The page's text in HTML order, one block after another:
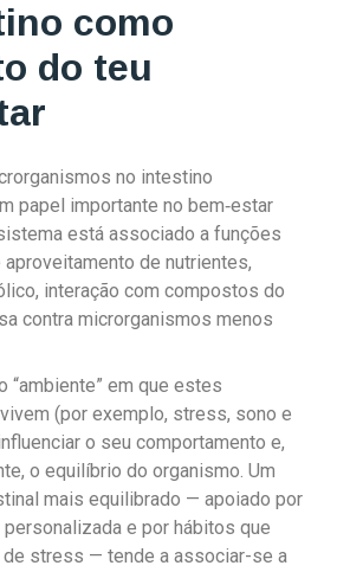
como
do teu
no intestino
papel importante no bem‑estar
está associado a funções
de nutrientes,
interação com compostos do
contra microrganismos menos
“ambiente” em que estes
(por exemplo, stress, sono e
o seu comportamento e,
o equilíbrio do organismo. Um
mais equilibrado — apoiado por
personalizada e por hábitos que
de stress — tende a associar-se a